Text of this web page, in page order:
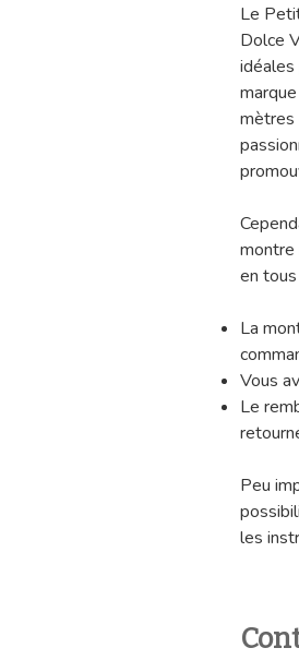
Le
Dolce
idéales
mètres
montre
en
La
Vous
Le
Peu
les